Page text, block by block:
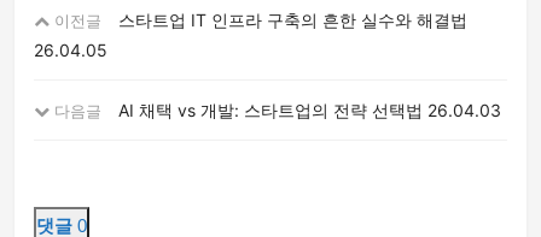
이전글
스타트업 IT 인프라 구축의 흔한 실수와 해결법
26.04.05
다음글 AI 채택 vs 개발: 스타트업의 전략 선택법 26.04.03
댓글 0